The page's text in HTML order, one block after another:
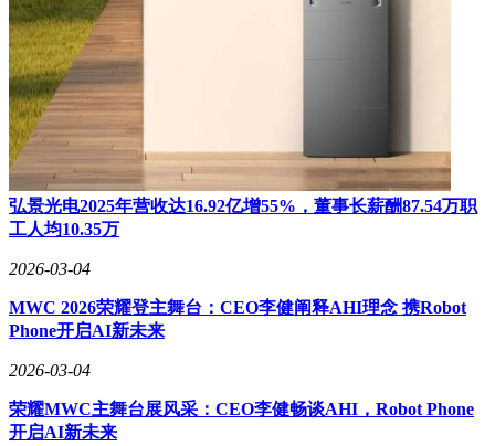
弘景光电2025年营收达16.92亿增55%，董事长薪酬87.54万职
工人均10.35万
2026-03-04
MWC 2026荣耀登主舞台：CEO李健阐释AHI理念 携Robot
Phone开启AI新未来
2026-03-04
荣耀MWC主舞台展风采：CEO李健畅谈AHI，Robot Phone
开启AI新未来